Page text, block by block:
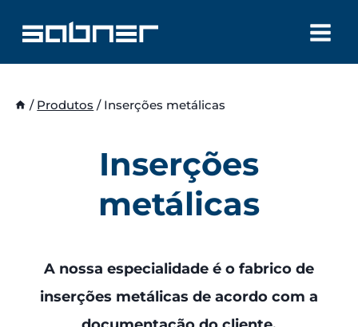
content
/ Produtos / Inserções metálicas
Inserções
metálicas
A nossa especialidade é o fabrico de
inserções metálicas de acordo com a